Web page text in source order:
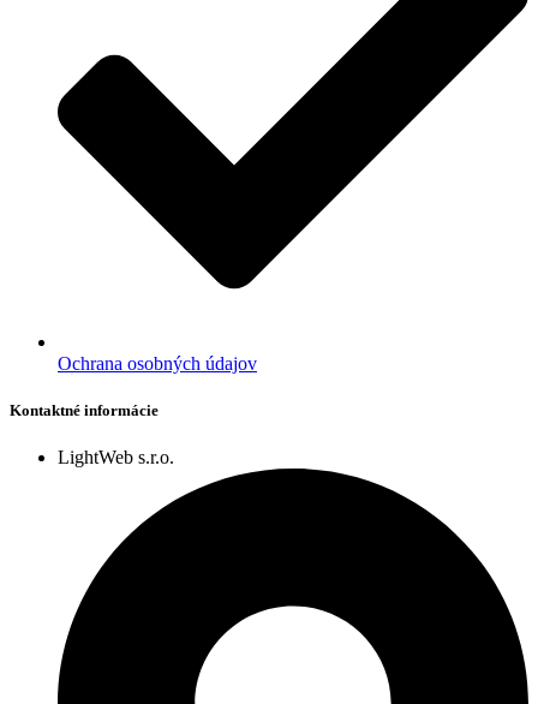
Ochrana osobných údajov
Kontaktné informácie
LightWeb s.r.o.